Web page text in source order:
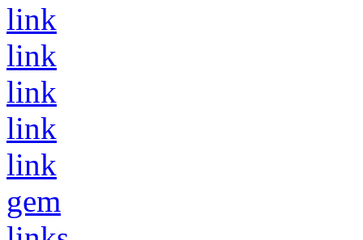
link
link
link
link
link
gem